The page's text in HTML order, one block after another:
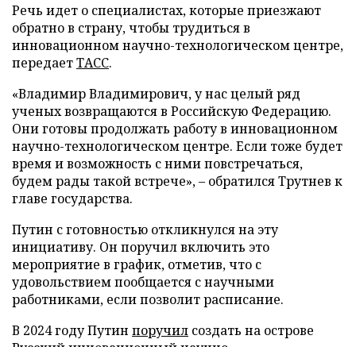
Речь идет о специалистах, которые приезжают
обратно в страну, чтобы трудиться в
инновационном научно-технологическом центре,
передаетТАСС.
«Владимир Владимирович, у нас целый ряд
ученых возвращаются в Российскую Федерацию.
Они готовы продолжать работу в инновационном
научно-технологическом центре. Если тоже будет
время и возможность с ними повстречаться,
будем рады такой встрече», – обратился Трутнев к
главе государства.
Путин с готовностью откликнулся на эту
инициативу. Он поручил включить это
мероприятие в график, отметив, что с
удовольствием пообщается с научными
работниками, если позволит расписание.
В 2024 году Путин поручил создать на острове